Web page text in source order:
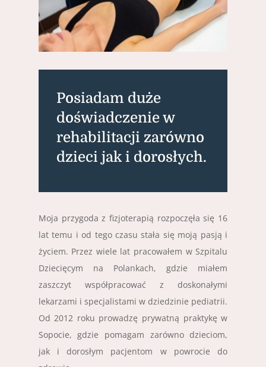
Posiadam duże
doświadczenie w
rehabilitacji zarówno
dzieci jak i dorosłych.
Moja przygoda z fizjoterapią rozpoczęła się 16
lat temu i od tego czasu stała się moją pasją i
życiem. Przez wiele lat pracowałem w Szpitalu
Dziecięcym na Polankach, gdzie miałem
zaszczyt współpracować z doskonałymi
lekarzami i specjalistami w dziedzinie pediatrii.
Od 2012 roku prowadzę prywatną praktykę w
Sopocie, gdzie pomagam zarówno dzieciom,
jak i dorosłym pacjentom w powrocie do